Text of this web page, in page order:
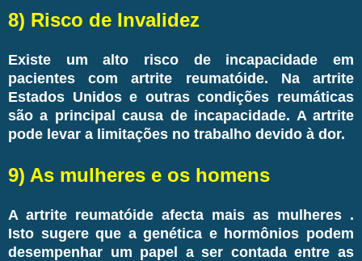
8) Risco de Invalidez
Existe um alto risco de incapacidade em
pacientes com artrite reumatóide. Na artrite
Estados Unidos e outras condições reumáticas
são a principal causa de incapacidade. A artrite
pode levar a limitações no trabalho devido à dor.
9) As mulheres e os homens
A artrite reumatóide afecta mais as mulheres .
Isto sugere que a genética e hormônios podem
desempenhar um papel a ser contada entre as